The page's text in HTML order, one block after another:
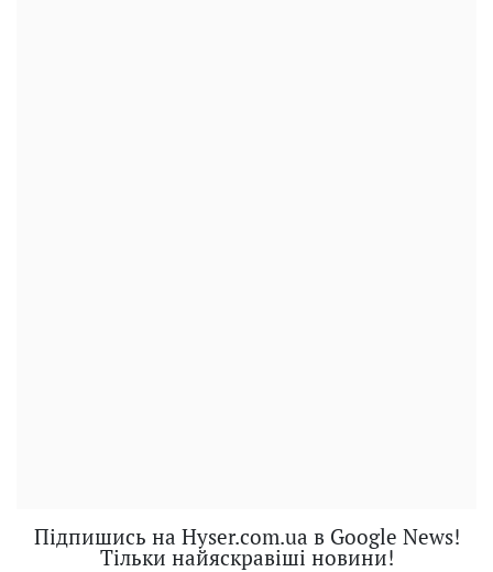
Підпишись на Hyser.com.ua в Google News!
Тільки найяскравіші новини!